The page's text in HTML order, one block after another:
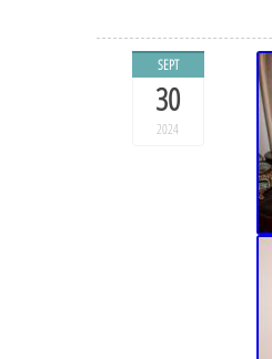
SEPT
30
2024